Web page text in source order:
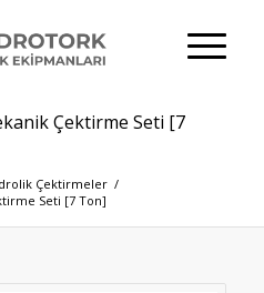
Çektirme Seti [7
Çektirmeler /
Seti [7 Ton]